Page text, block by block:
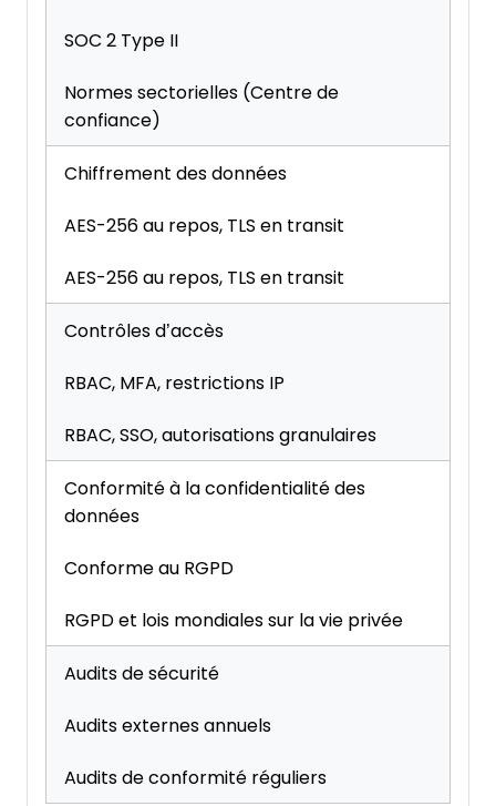
SOC 2 Type II
Normes sectorielles (Centre de
confiance)
Chiffrement des données
AES-256 au repos, TLS en transit
AES-256 au repos, TLS en transit
Contrôles d’accès
RBAC, MFA, restrictions IP
RBAC, SSO, autorisations granulaires
Conformité à la confidentialité des
données
Conforme au RGPD
RGPD et lois mondiales sur la vie privée
Audits de sécurité
Audits externes annuels
Audits de conformité réguliers